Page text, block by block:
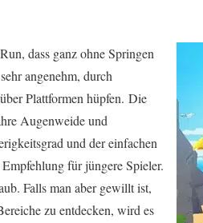
dass ganz ohne Springen
angenehm, durch
Plattformen hüpfen. Die
Augenweide und
und der einfachen
für jüngere Spieler.
Falls man aber gewillt ist,
zu entdecken, wird es